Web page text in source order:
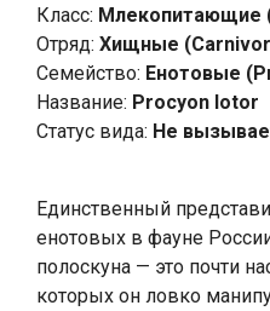
Класс: Млекопитающие
Отряд: Хищные
Семейство: Енотовые
Название: Procyon lotor
Статус вида: Не
Единственный
енотовых в фауне
полоскуна — это почти
которых он ловко